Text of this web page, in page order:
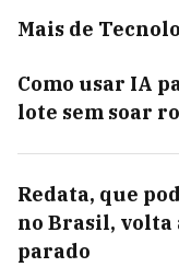
Mais de
Como usar IA
lote sem soar
Redata, que
no Brasil, volta
parado